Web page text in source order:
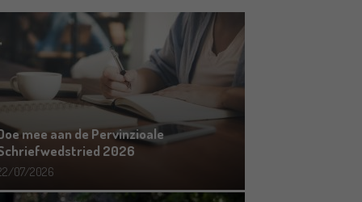
mee aan de Pervinzioale
2026
07/2026